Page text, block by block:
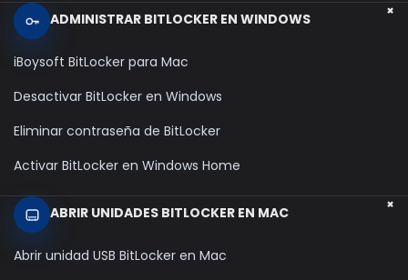
ADMINISTRAR BITLOCKER EN WINDOWS +
iBoysoft BitLocker para Mac
Desactivar BitLocker en Windows
Eliminar contraseña de BitLocker
Activar BitLocker en Windows Home
ABRIR UNIDADES BITLOCKER EN MAC +
Abrir unidad USB BitLocker en Mac